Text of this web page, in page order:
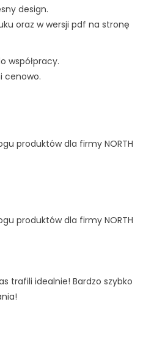
design.
oraz w wersji pdf na stronę
współpracy.
cenowo.
produktów dla firmy NORTH
produktów dla firmy NORTH
trafili idealnie! Bardzo szybko